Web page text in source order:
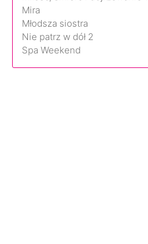
Mira
Młodsza siostra
Nie patrz w dół 2
Spa Weekend